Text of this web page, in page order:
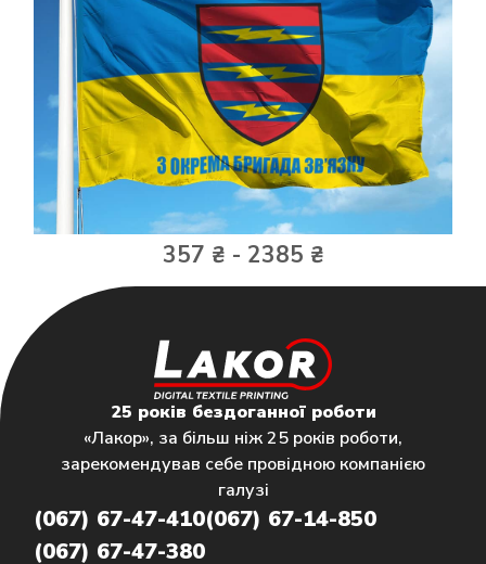
357 ₴ - 2385 ₴
25 років бездоганної роботи
«Лакор», за більш ніж 25 років роботи,
зарекомендував себе провідною компанією
галузі
(067) 67-47-410(067) 67-14-850
(067) 67-47-380